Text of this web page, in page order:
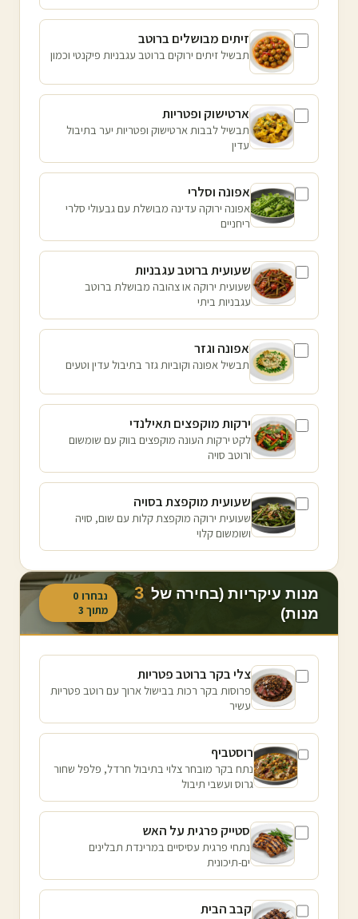
זיתים מבושלים ברוטב
תבשיל זיתים ירוקים ברוטב עגבניות פיקנטי וכמון
ארטישוק ופטריות
תבשיל לבבות ארטישוק ופטריות יער בתיבול
עדין
אפונה וסלרי
אפונה ירוקה עדינה מבושלת עם גבעולי סלרי
ריחניים
שעועית ברוטב עגבניות
שעועית ירוקה או צהובה מבושלת ברוטב
עגבניות ביתי
אפונה וגזר
תבשיל אפונה וקוביות גזר בתיבול עדין וטעים
ירקות מוקפצים תאילנדי
לקט ירקות העונה מוקפצים בווק עם שומשום
ורוטב סויה
שעועית מוקפצת בסויה
שעועית ירוקה מוקפצת קלות עם שום, סויה
ושומשום קלוי
מנות עיקריות (בחירה של 3
מנות)
נבחרו 0
מתוך 3
צלי בקר ברוטב פטריות
פרוסות בקר רכות בבישול ארוך עם רוטב פטריות
עשיר
רוסטביף
נתח בקר מובחר צלוי בתיבול חרדל, פלפל שחור
גרוס ועשבי תיבול
סטייק פרגית על האש
נתחי פרגית עסיסיים במרינדת תבלינים
ים-תיכונית
קבב הבית